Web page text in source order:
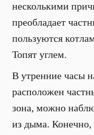
несколькими
преобладает
пользуются
Топят углем.
В утренние часы
расположен
зона, можно
из дыма. Конечно,